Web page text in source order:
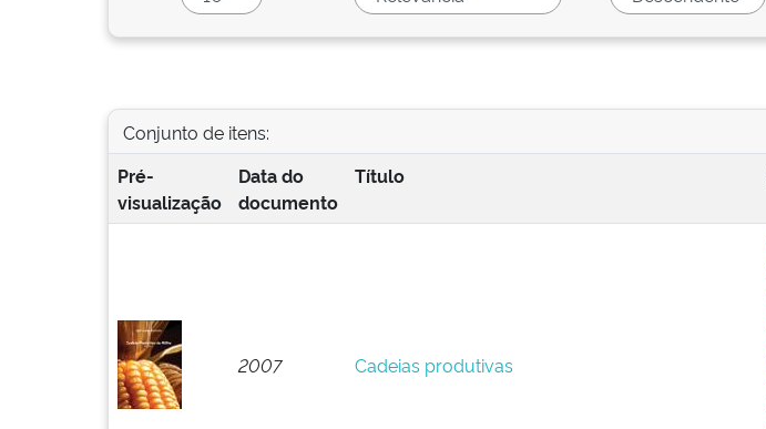
Conjunto de itens:
Pré-
visualização
Data do
documento
Título
2007 Cadeias produtivas